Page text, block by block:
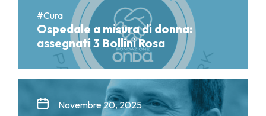
#Cura
Ospedale a misura di donna:
assegnati 3 Bollini Rosa
Novembre 20, 2025